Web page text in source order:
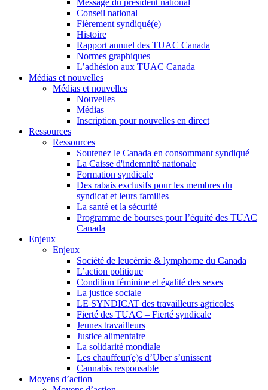
Conseil national
Fièrement syndiqué(e)
Histoire
Rapport annuel des TUAC Canada
Normes graphiques
L’adhésion aux TUAC Canada
Médias et nouvelles
Médias et nouvelles
Nouvelles
Médias
Inscription pour nouvelles en direct
Ressources
Ressources
Soutenez le Canada en consommant syndiqué
La Caisse d'indemnité nationale
Formation syndicale
Des rabais exclusifs pour les membres du
syndicat et leurs families
La santé et la sécurité
Programme de bourses pour l’équité des TUAC
Canada
Enjeux
Enjeux
Société de leucémie & lymphome du Canada
L’action politique
Condition féminine et égalité des sexes
La justice sociale
LE SYNDICAT des travailleurs agricoles
Fierté des TUAC – Fierté syndicale
Jeunes travailleurs
Justice alimentaire
La solidarité mondiale
Les chauffeur(e)s d’Uber s’unissent
Cannabis responsable
Moyens d’action